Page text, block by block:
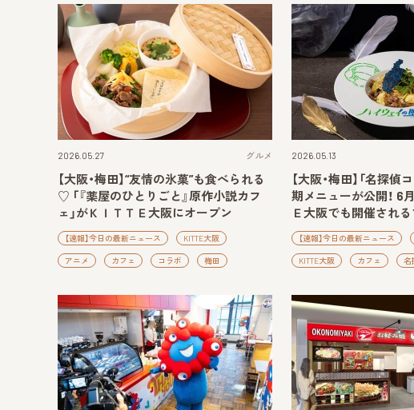
2026.05.27 グルメ
【大阪・梅田】“友情の氷菓”も食べられる
♡ 「『薬屋のひとりごと』原作小説カフ
ェ」がＫＩＴＴＥ大阪にオープン
【速報】今日の最新ニュース KITTE大阪
アニメ カフェ コラボ 梅田
2026.05.13
【大阪・梅田】「名探
期メニューが公開！ 6
Ｅ大阪でも開催され
【速報】今日の最新ニュース
KITTE大阪 カフェ 名